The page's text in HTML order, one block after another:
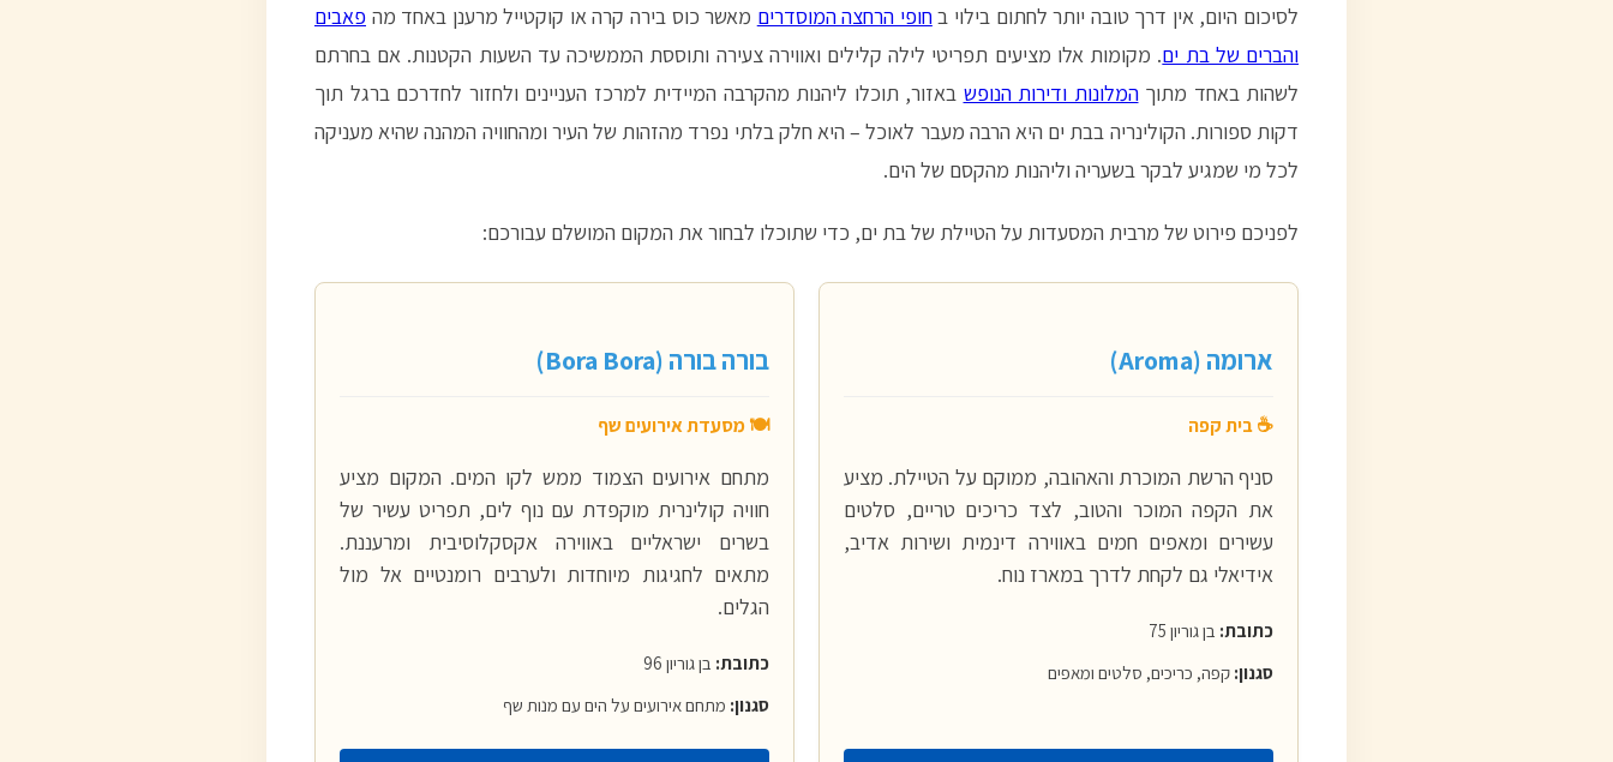
לסיכום היום, אין דרך טובה יותר לחתום בילוי בחופי הרחצה המוסדרים מאשר כוס בירה קרה או קוקטייל מרענן באחד מה פאבים
והברים של בת ים. מקומות אלו מציעים תפריטי לילה קלילים ואווירה צעירה ותוססת הממשיכה עד השעות הקטנות. אם בחרתם
לשהות באחד מתוךהמלונות ודירות הנופש באזור, תוכלו ליהנות מהקרבה המיידית למרכז העניינים ולחזור לחדרכם ברגל תוך
דקות ספורות. הקולינריה בבת ים היא הרבה מעבר לאוכל – היא חלק בלתי נפרד מהזהות של העיר ומהחוויה המהנה שהיא מעניקה
לכל מי שמגיע לבקר בשעריה וליהנות מהקסם של הים.
לפניכם פירוט של מרבית המסעדות על הטיילת של בת ים, כדי שתוכלו לבחור את המקום המושלם עבורכם:
ארומה (Aroma)
☕ בית קפה
סניף הרשת המוכרת והאהובה, ממוקם על הטיילת. מציע
את הקפה המוכר והטוב, לצד כריכים טריים, סלטים
עשירים ומאפים חמים באווירה דינמית ושירות אדיב,
אידיאלי גם לקחת לדרך במארז נוח.
כתובת: בן גוריון 75
סגנון: קפה, כריכים, סלטים ומאפים
בורה בורה (Bora Bora)
🍽️ מסעדת אירועים שף
מתחם אירועים הצמוד ממש לקו המים. המקום מציע
חוויה קולינרית מוקפדת עם נוף לים, תפריט עשיר של
בשרים ישראליים באווירה אקסקלוסיבית ומרעננת.
מתאים לחגיגות מיוחדות ולערבים רומנטיים אל מול
הגלים.
כתובת: בן גוריון 96
סגנון: מתחם אירועים על הים עם מנות שף